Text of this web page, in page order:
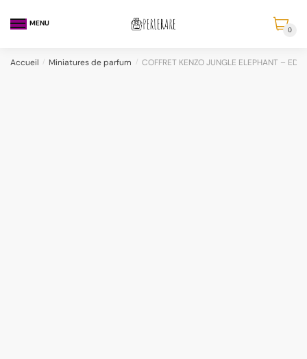
MENU
0
Accueil / Miniatures de parfum / COFFRET KENZO JUNGLE ELEPHANT –